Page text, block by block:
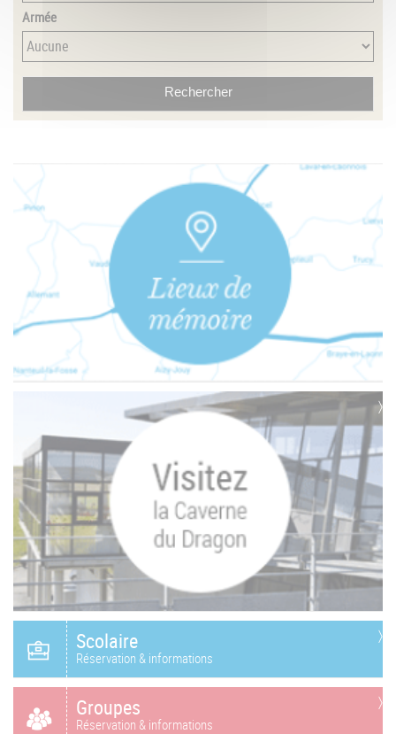
Armée
Scolaire
Réservation & informations
Groupes
Réservation & informations